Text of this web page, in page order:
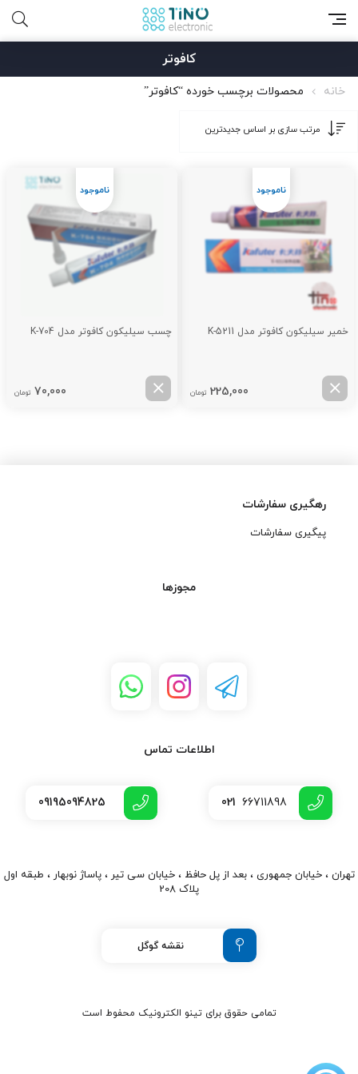
کافوتر
خانه محصولات برچسب خورده “کافوتر”
خمیر سیلیکون کافوتر مدل K-5211
225,000 تومان
چسب سیلیکون کافوتر مدل K-704
70,000 تومان
رهگیری سفارشات
پیگیری سفارشات
مجوزها
اطلاعات تماس
021 66711898
09195094825
تهران ، خیابان جمهوری ، بعد از پل حافظ ، خیابان سی تیر ، پاساژ نوبهار ، طبقه اول
پلاک 208
نقشه گوگل
تمامی حقوق برای تینو الکترونیک محفوط است